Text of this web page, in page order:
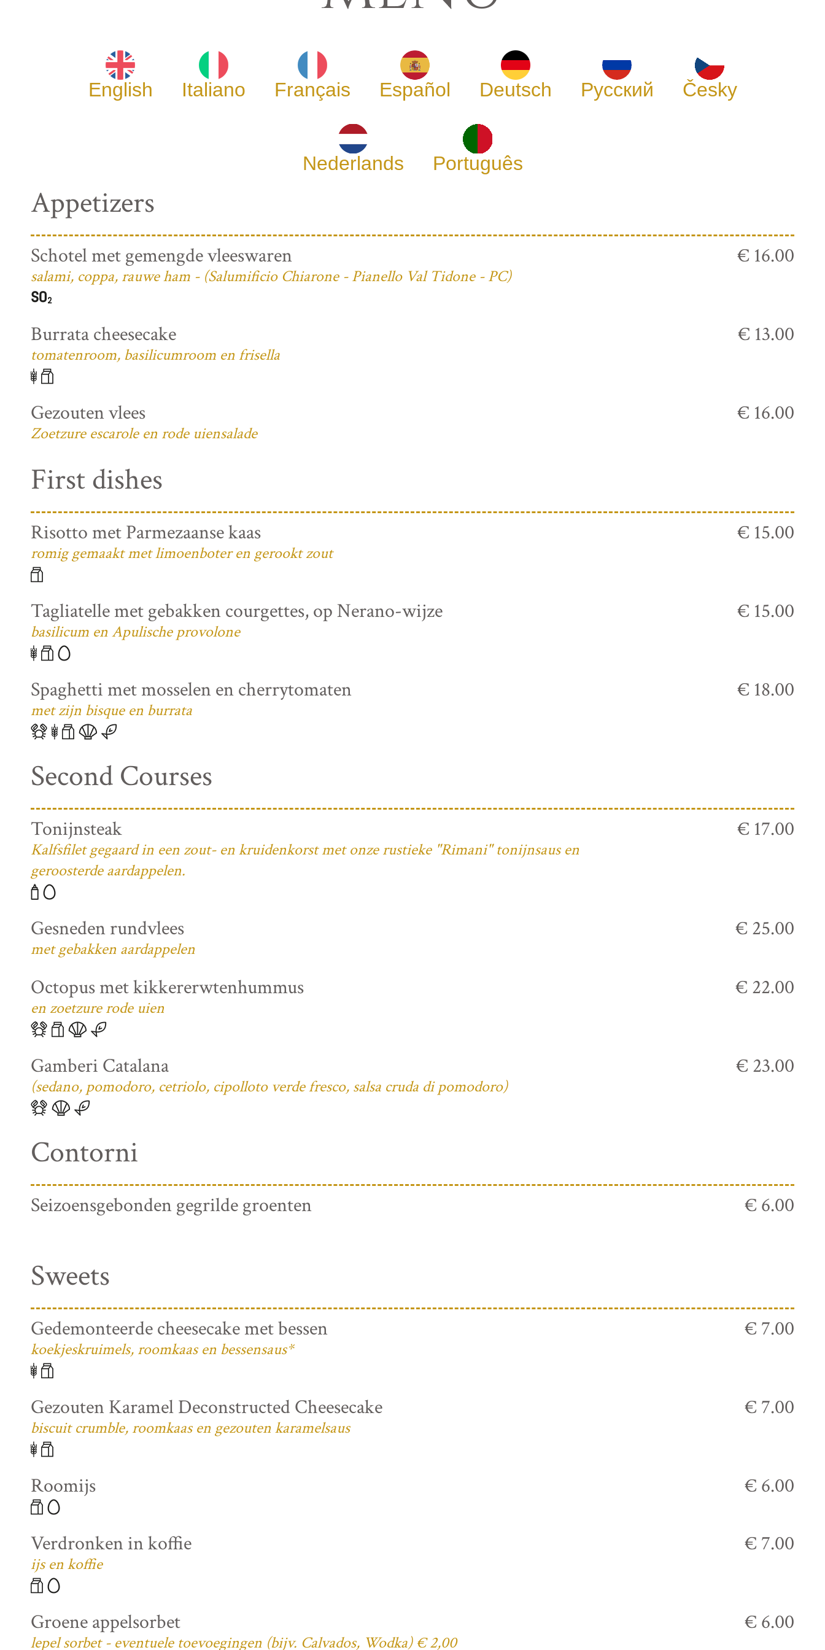
English Italiano Français Español Deutsch Русский Česky
Nederlands Português
Appetizers
Schotel met gemengde vleeswaren
salami, coppa, rauwe ham - (Salumificio Chiarone - Pianello Val Tidone - PC)
€ 16.00
Burrata cheesecake
tomatenroom, basilicumroom en frisella
€ 13.00
Gezouten vlees
Zoetzure escarole en rode uiensalade
€ 16.00
First dishes
Risotto met Parmezaanse kaas
romig gemaakt met limoenboter en gerookt zout
€ 15.00
Tagliatelle met gebakken courgettes, op Nerano-wijze
basilicum en Apulische provolone
€ 15.00
Spaghetti met mosselen en cherrytomaten
met zijn bisque en burrata
€ 18.00
Second Courses
Tonijnsteak
Kalfsfilet gegaard in een zout- en kruidenkorst met onze rustieke "Rimani" tonijnsaus en
geroosterde aardappelen.
€ 17.00
Gesneden rundvlees
met gebakken aardappelen
€ 25.00
Octopus met kikkererwtenhummus
en zoetzure rode uien
€ 22.00
Gamberi Catalana
(sedano, pomodoro, cetriolo, cipolloto verde fresco, salsa cruda di pomodoro)
€ 23.00
Contorni
Seizoensgebonden gegrilde groenten € 6.00
Sweets
Gedemonteerde cheesecake met bessen
koekjeskruimels, roomkaas en bessensaus*
€ 7.00
Gezouten Karamel Deconstructed Cheesecake
biscuit crumble, roomkaas en gezouten karamelsaus
€ 7.00
Roomijs € 6.00
Verdronken in koffie
ijs en koffie
€ 7.00
Groene appelsorbet
lepel sorbet - eventuele toevoegingen (bijv. Calvados, Wodka) € 2,00
€ 6.00